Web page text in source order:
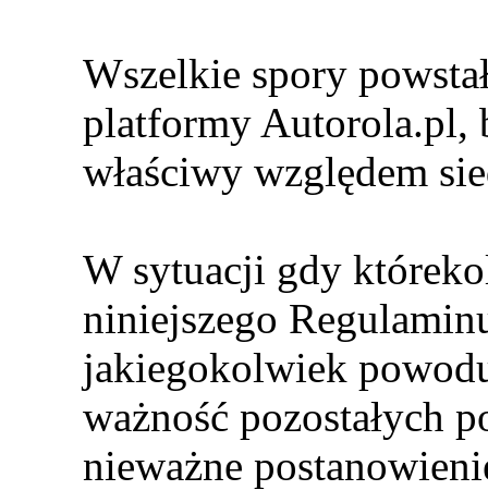
Wszelkie spory
platformy Autorola.pl,
właściwy względem
W sytuacji gdy
niniejszego
jakiegokolwiek
ważność pozostałych
nieważne